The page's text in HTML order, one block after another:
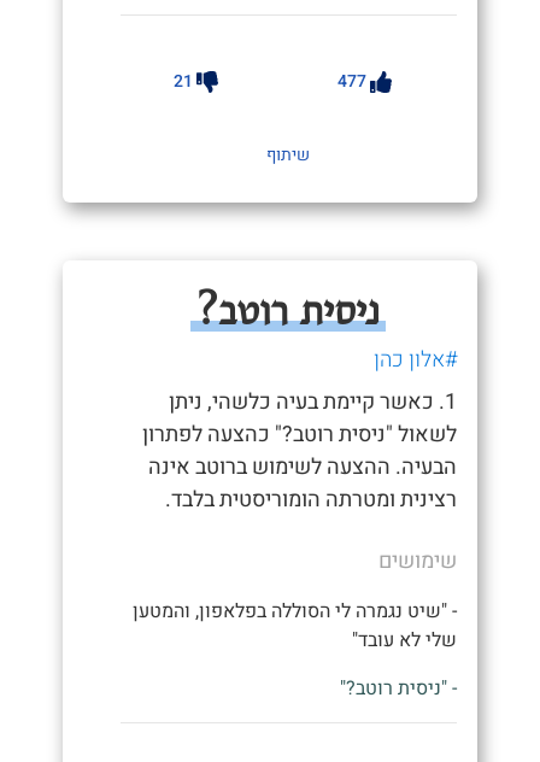
477
21
שיתוף
ניסית רוטב?
#אלון כהן
1. כאשר קיימת בעיה כלשהי, ניתן
לשאול "ניסית רוטב?" כהצעה לפתרון
הבעיה. ההצעה לשימוש ברוטב אינה
רצינית ומטרתה הומוריסטית בלבד.
שימושים
- "שיט נגמרה לי הסוללה בפלאפון, והמטען
שלי לא עובד"
- "ניסית רוטב?"